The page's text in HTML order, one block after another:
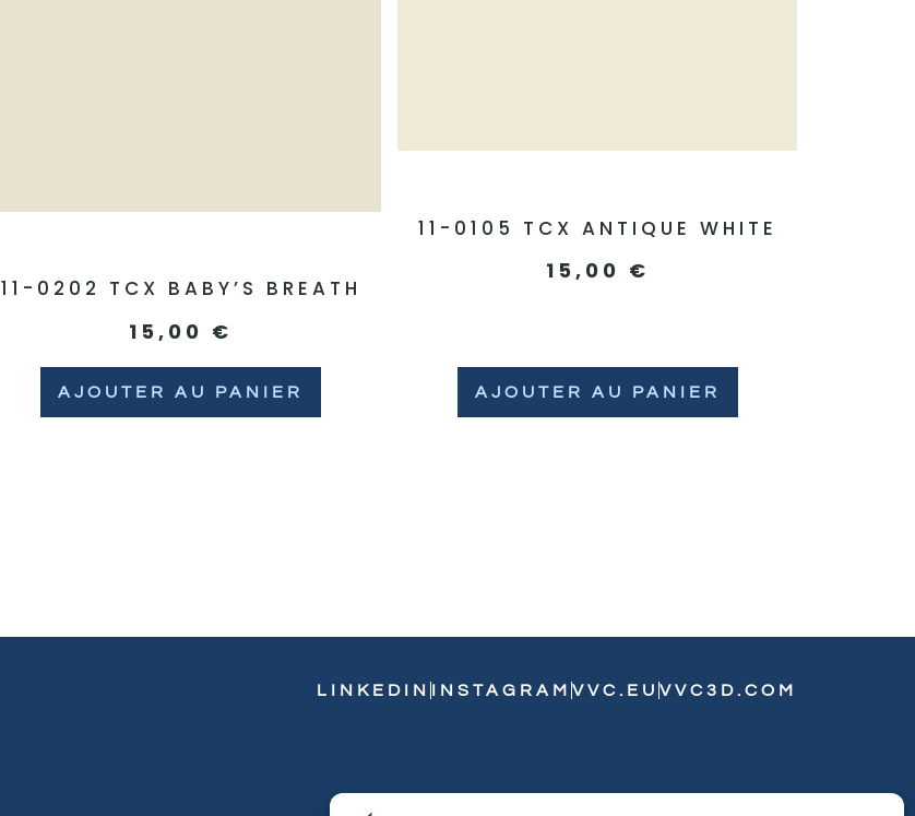
11-0202 TCX BABY’S BREATH
15,00 €
AJOUTER AU PANIER
11-0105 TCX ANTIQUE WHITE
15,00 €
AJOUTER AU PANIER
LINKEDIN INSTAGRAM VVC.EU VVC3D.COM